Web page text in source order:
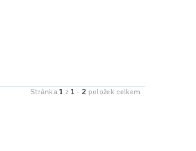
Stránka1 z 1 - 2 položek celkem